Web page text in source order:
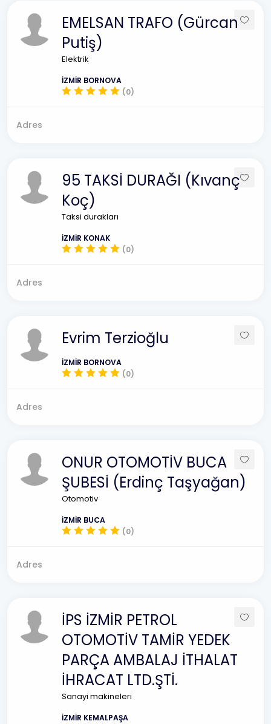
EMELSAN TRAFO (Gürcan
Putiş)
Elektrik
İZMİR BORNOVA
(0)
Adres
95 TAKSİ DURAĞI (Kıvanç
Koç)
Taksi durakları
İZMİR KONAK
(0)
Adres
Evrim Terzioğlu
İZMİR BORNOVA
(0)
Adres
ONUR OTOMOTİV BUCA
ŞUBESİ (Erdinç Taşyağan)
Otomotiv
İZMİR BUCA
(0)
Adres
İPS İZMİR PETROL
OTOMOTİV TAMİR YEDEK
PARÇA AMBALAJ İTHALAT
İHRACAT LTD.ŞTİ.
Sanayi makineleri
İZMİR KEMALPAŞA